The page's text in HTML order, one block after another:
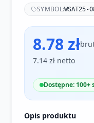
SYMBOL:WSAT25-
8.78 zł
7.14 zł netto
Dostępne: 100+
Opis produktu